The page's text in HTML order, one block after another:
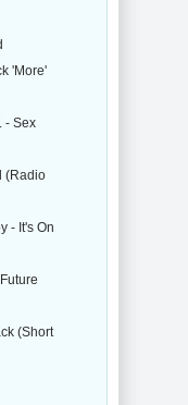
'More'
- Sex
(Radio
- It's On
(Short